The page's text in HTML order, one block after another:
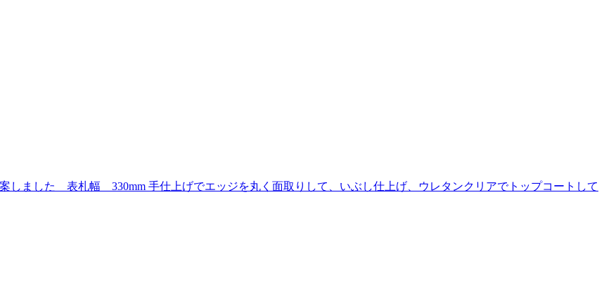
しました 表札幅 330mm 手仕上げでエッジを丸く面取りして、いぶし仕上げ、ウレタンクリアでトップコートして